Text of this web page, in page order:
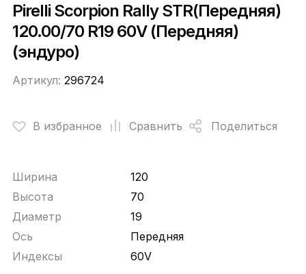
Pirelli Scorpion Rally STR(Передняя)
120.00/70 R19 60V (Передняя)
(эндуро)
Артикул: 296724
В избранное Сравнить Поделиться
Ширина
120
Высота
70
Диаметр
19
Ось
Передняя
Индексы
60V